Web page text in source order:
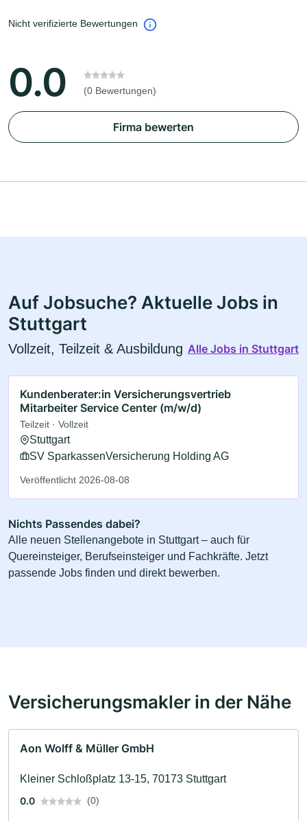
Nicht verifizierte Bewertungen
0.0 (0 Bewertungen)
Firma bewerten
Auf Jobsuche? Aktuelle Jobs in
Stuttgart
Vollzeit, Teilzeit & Ausbildung Alle Jobs in Stuttgart
Kundenberater:in Versicherungsvertrieb
Mitarbeiter Service Center (m/w/d)
Teilzeit · Vollzeit
Stuttgart
SV SparkassenVersicherung Holding AG
Veröffentlicht 2026-08-08
Nichts Passendes dabei?
Alle neuen Stellenangebote in Stuttgart – auch für
Quereinsteiger, Berufseinsteiger und Fachkräfte. Jetzt
passende Jobs finden und direkt bewerben.
Versicherungsmakler in der Nähe
Aon Wolff & Müller GmbH
Kleiner Schloßplatz 13-15, 70173 Stuttgart
0.0
(0)